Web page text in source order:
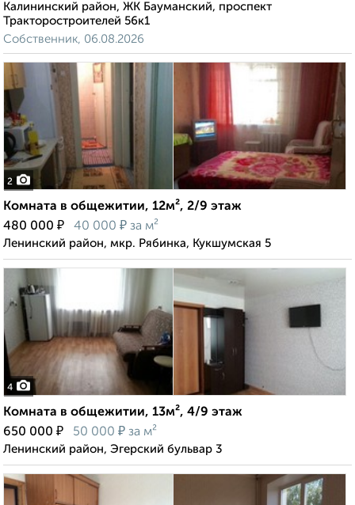
Калининский район, ЖК Бауманский, проспект
Тракторостроителей 56к1
Собственник, 06.08.2026
2
Комната в общежитии, 12м², 2/9 этаж
480 000 ₽ 40 000 ₽ за м²
Ленинский район, мкр. Рябинка, Кукшумская 5
4
Комната в общежитии, 13м², 4/9 этаж
650 000 ₽ 50 000 ₽ за м²
Ленинский район, Эгерский бульвар 3